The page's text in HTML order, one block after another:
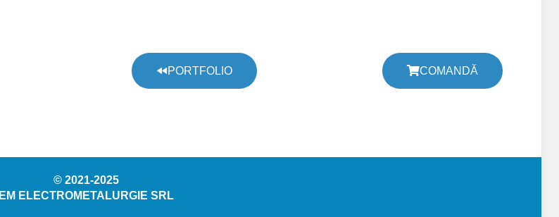
PORTFOLIO COMANDĂ
© 2021-2025
EM ELECTROMETALURGIE SRL